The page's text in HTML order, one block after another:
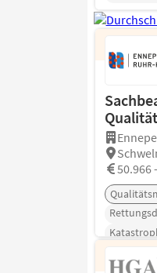
50.966